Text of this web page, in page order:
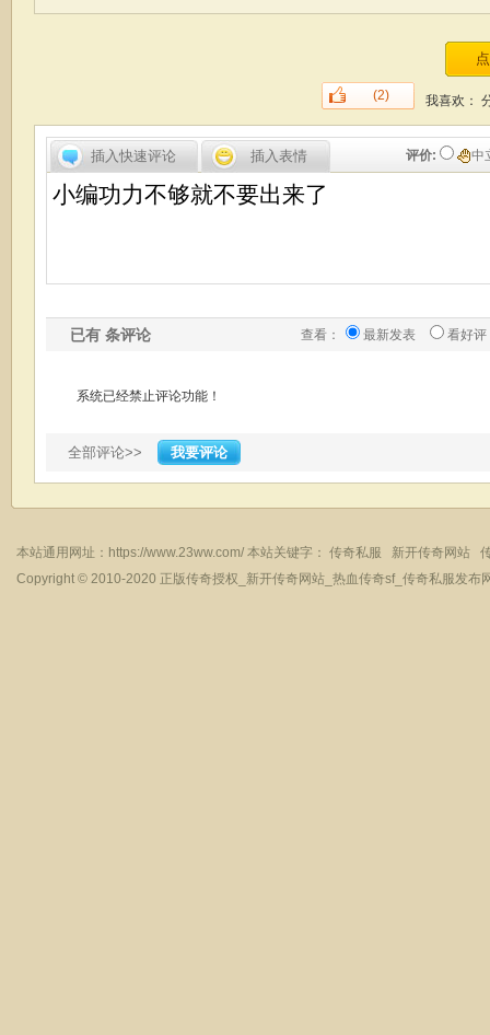
我喜欢：
(2)
评价: 中
插入快速评论 插入表情
已有 条评论 查看： 最新发表 看好评
系统已经禁止评论功能！
全部评论>> 我要评论
本站通用网址： https://www.23ww.com/ 本站关键字： 传奇私服 新开传奇网站
Copyright © 2010-2020 正版传奇授权_新开传奇网站_热血传奇sf_传奇私服发布